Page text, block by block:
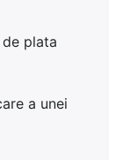
plata
a unei